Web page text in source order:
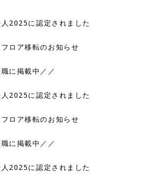
2025に認定されました
ロア移転のお知らせ
に掲載中／／
2025に認定されました
ロア移転のお知らせ
に掲載中／／
2025に認定されました